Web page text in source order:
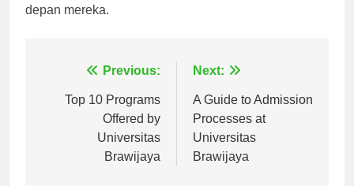
depan mereka.
Navigasi
pos
Previous:
Top 10 Programs
Offered by
Universitas
Brawijaya
Next:
A Guide to Admission
Processes at
Universitas
Brawijaya